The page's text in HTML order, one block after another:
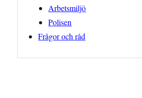
Arbetsmiljö
Polisen
Frågor och råd